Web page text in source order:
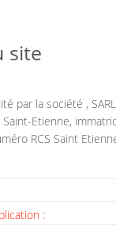
site
par la société ,
Saint-Etienne,
RCS Saint
: